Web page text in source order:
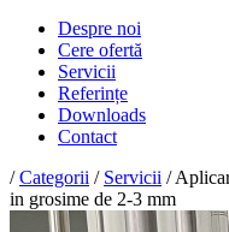
Despre noi
Cere ofertă
Servicii
Referințe
Downloads
Contact
/Categorii / Servicii /
in grosime de 2-3 mm